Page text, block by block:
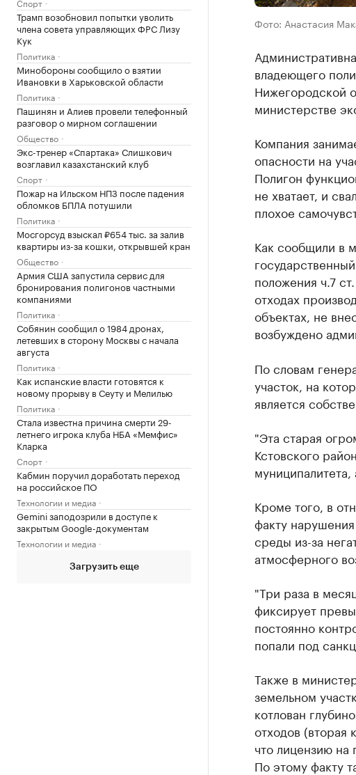
Трамп возобновил попытки уволить
члена совета управляющих ФРС Лизу
Кук
Политика
Минобороны сообщило о взятии
Ивановки в Харьковской области
Политика
Пашинян и Алиев провели телефонный
разговор о мирном соглашении
Общество
Экс-тренер «Спартака» Слишкович
возглавил казахстанский клуб
Спорт
Пожар на Ильском НПЗ после падения
обломков БПЛА потушили
Политика
Мосгорсуд взыскал ₽654 тыс. за залив
квартиры из-за кошки, открывшей кран
Общество
Армия США запустила сервис для
бронирования полигонов частными
компаниями
Политика
Собянин сообщил о 1984 дронах,
летевших в сторону Москвы с начала
августа
Политика
Как испанские власти готовятся к
новому прорыву в Сеуту и Мелилью
Политика
Стала известна причина смерти 29-
летнего игрока клуба НБА «Мемфис»
Кларка
Спорт
Кабмин поручил доработать переход
на российское ПО
Технологии и медиа
Gemini заподозрили в доступе к
закрытым Google-документам
Технологии и медиа
Загрузить еще
Фото: Анастасия
владеющего
Нижегородской
министерстве
Компания
опасности на
Полигон
не хватает, и
плохое
Как сообщили в
положения ч.7
отходах
объектах, не
возбуждено
По словам
участок, на
является
"Эта старая
Кстовского
Кроме того, в
факту
среды из-за
атмосферного
"Три раза в
фиксирует
постоянно
попали под
Также в
земельном
котлован
отходов (вторая
что лицензию
По этому факту